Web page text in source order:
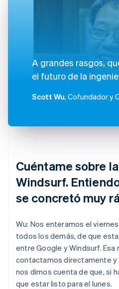
A grandes rasgos,
el futuro de la
Scott Wu, Cofundador y
Cuéntame sobre
Windsurf.
se concretó muy
Wu: Nos enteramos el
todos los demás, de que
entre Google y Windsurf. Esa
contactamos directamente y
nos dimos cuenta de que, si
que estar listo para el lunes.